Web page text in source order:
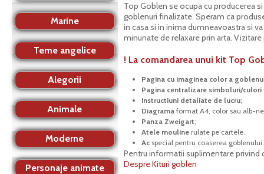
Top Goblen se ocupa cu producerea
goblenuri finalizate. Speram ca
in casa si in inima dumneavoastra si
minunate de relaxare prin arta. Vizitare
! La comandarea unui kit Top
Pagina cu imaginea color a
Pagina centralizare simboluri/
Instructiuni detaliate de lucru;
Diagrama format A4, color sau alb-
Panza Zweigart;
Atele mouline rulate pe cartele.
Ac special pentru coaserea goblenului.
Pentru informatii suplimentare
Despre Kituri goblen
Marine
Teme angelice
Alegorii
Animale
Moderne
Personaje animate